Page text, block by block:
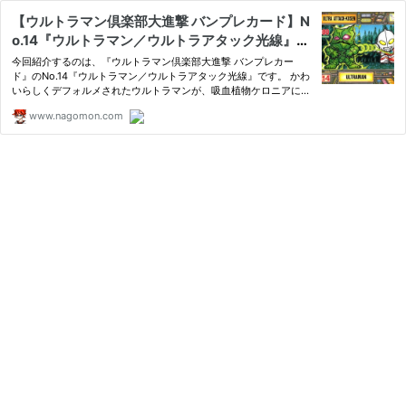
【ウルトラマン倶楽部大進撃 バンプレカード】N
o.14『ウルトラマン／ウルトラアタック光線』を
紹介！
今回紹介するのは、『ウルトラマン倶楽部大進撃 バンプレカー
ド』のNo.14『ウルトラマン／ウルトラアタック光線』です。 かわ
いらしくデフォルメされたウルトラマンが、吸血植物ケロニアに対
www.nagomon.com